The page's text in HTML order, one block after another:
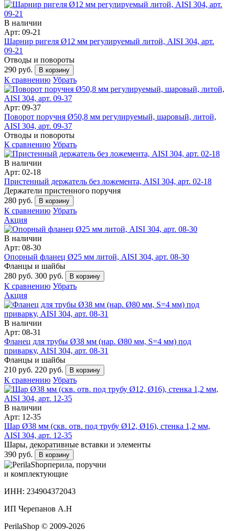
В наличии
Арт: 09-21
Шарнир ригеля Ø12 мм регулируемый литой, AISI 304, арт.
09-21
Отводы и повороты
290 руб.
В корзину
К сравнению Убрать
Арт: 09-37
Поворот поручня Ø50,8 мм регулируемый, шаровый, литой,
AISI 304, арт. 09-37
Отводы и повороты
К сравнению Убрать
В наличии
Арт: 02-18
Пристенный держатель без ложемента, AISI 304, арт. 02-18
Держатели пристенного поручня
280 руб.
В корзину
К сравнению Убрать
Акция
В наличии
Арт: 08-30
Опорный фланец Ø25 мм литой, AISI 304, арт. 08-30
Фланцы и шайбы
280 руб. 300 руб. В корзину
К сравнению Убрать
Акция
В наличии
Арт: 08-31
Фланец для трубы Ø38 мм (нар. Ø80 мм, S=4 мм) под
приварку, AISI 304, арт. 08-31
Фланцы и шайбы
210 руб. 220 руб. В корзину
К сравнению Убрать
В наличии
Арт: 12-35
Шар Ø38 мм (скв. отв. под трубу Ø12, Ø16), стенка 1,2 мм,
AISI 304, арт. 12-35
Шары, декоративные вставки и элементы
390 руб.
В корзину
перила, поручни
и комплектующие
ИНН: 234904372043
ИП Черепанов А.Н
PerilaShop © 2009-2026